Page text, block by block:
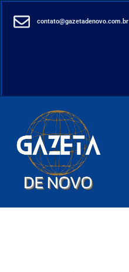
contato@gazetadenovo.com.br